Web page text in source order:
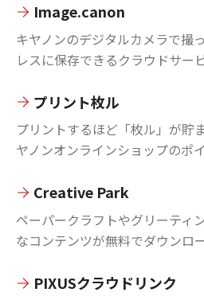
Image.canon
キヤノンのデジタルカメラで撮
レスに保存できるクラウドサー
プリント枚ル
プリントするほど「枚ル」が貯
ヤノンオンラインショップのポ
Creative Park
ペーパークラフトやグリーティ
なコンテンツが無料でダウンロ
PIXUSクラウドリンク